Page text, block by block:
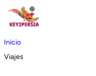
Inicio
Viajes